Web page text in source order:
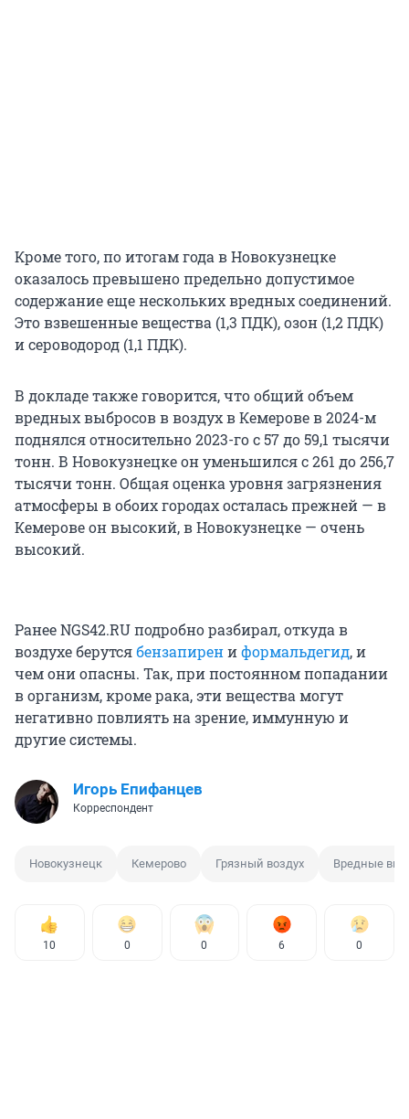
Кроме того, по итогам года в Новокузнецке
оказалось превышено предельно допустимое
содержание еще нескольких вредных соединений.
Это взвешенные вещества (1,3 ПДК), озон (1,2 ПДК)
и сероводород (1,1 ПДК).
В докладе также говорится, что общий объем
вредных выбросов в воздух в Кемерове в 2024-м
поднялся относительно 2023-го с 57 до 59,1 тысячи
тонн. В Новокузнецке он уменьшился с 261 до 256,7
тысячи тонн. Общая оценка уровня загрязнения
атмосферы в обоих городах осталась прежней — в
Кемерове он высокий, в Новокузнецке — очень
высокий.
Ранее NGS42.RU подробно разбирал, откуда в
воздухе берутсябензапирениформальдегид, и
чем они опасны. Так, при постоянном попадании
в организм, кроме рака, эти вещества могут
негативно повлиять на зрение, иммунную и
другие системы.
Игорь Епифанцев
Корреспондент
Новокузнецк Кемерово Грязный воздух Вредные
10 0 0 6 0